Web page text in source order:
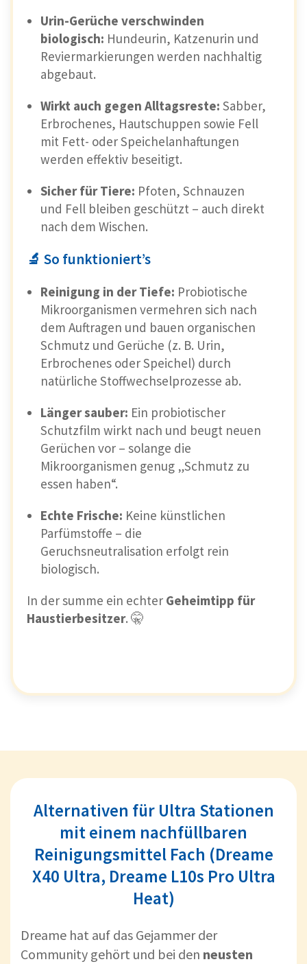
Urin-Gerüche verschwinden
biologisch: Hundeurin, Katzenurin und
Reviermarkierungen werden nachhaltig
abgebaut.
Wirkt auch gegen Alltagsreste: Sabber,
Erbrochenes, Hautschuppen sowie Fell
mit Fett- oder Speichelanhaftungen
werden effektiv beseitigt.
Sicher für Tiere: Pfoten, Schnauzen
und Fell bleiben geschützt – auch direkt
nach dem Wischen.
🔬 So funktioniert’s
Reinigung in der Tiefe: Probiotische
Mikroorganismen vermehren sich nach
dem Auftragen und bauen organischen
Schmutz und Gerüche (z. B. Urin,
Erbrochenes oder Speichel) durch
natürliche Stoffwechselprozesse ab.
Länger sauber: Ein probiotischer
Schutzfilm wirkt nach und beugt neuen
Gerüchen vor – solange die
Mikroorganismen genug „Schmutz zu
essen haben“.
Echte Frische: Keine künstlichen
Parfümstoffe – die
Geruchsneutralisation erfolgt rein
biologisch.
In der summe ein echter Geheimtipp für
Haustierbesitzer. 🤫
Alternativen für Ultra Stationen
mit einem nachfüllbaren
Reinigungsmittel Fach (Dreame
X40 Ultra, Dreame L10s Pro Ultra
Heat)
Dreame hat auf das Gejammer der
Community gehört und bei den neusten